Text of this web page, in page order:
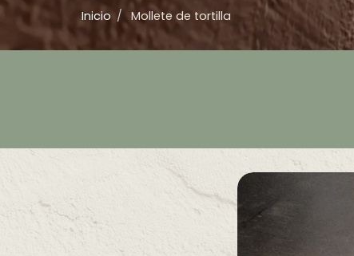
Inicio Mollete de tortilla